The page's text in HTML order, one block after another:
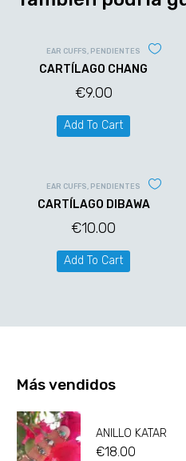
EAR CUFFS, PENDIENTES
CARTÍLAGO CHANG
€9.00
Add To Cart
EAR CUFFS, PENDIENTES
CARTÍLAGO DIBAWA
€10.00
Add To Cart
Más vendidos
ANILLO KATAR
€18.00